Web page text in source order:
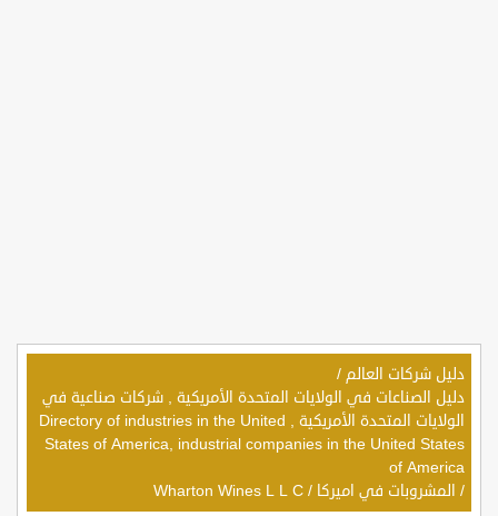
دليل شركات العالم /
دليل الصناعات في الولايات المتحدة الأمريكية , شركات صناعية في
الولايات المتحدة الأمريكية , Directory of industries in the United
States of America, industrial companies in the United States
of America
/ المشروبات في اميركا /
Wharton Wines L L C